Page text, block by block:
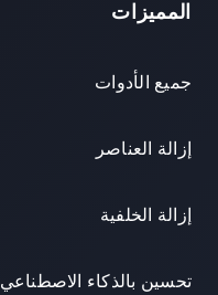
المميزات
جميع الأدوات
إزالة العناصر
إزالة الخلفية
تحسين بالذكاء الاصطناعي